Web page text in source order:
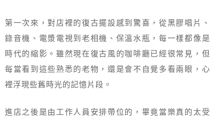
第一次來，對店裡的復古擺設感到驚喜，從黑膠唱片、
錄音機、電漿電視到老相機、保溫水瓶，每一樣都像是
時代的縮影。雖然現在復古風的咖啡廳已經很常見，但
每當看到這些熟悉的老物，還是會不自覺多看兩眼，心
裡浮現些舊時光的記憶片段。
進店之後是由工作人員安排帶位的，畢竟當樂真的太受